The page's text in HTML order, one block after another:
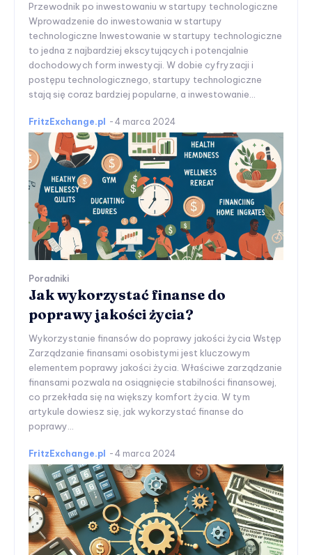
Przewodnik po inwestowaniu w startupy technologiczne
Wprowadzenie do inwestowania w startupy
technologiczne Inwestowanie w startupy technologiczne
to jedna z najbardziej ekscytujących i potencjalnie
dochodowych form inwestycji. W dobie cyfryzacji i
postępu technologicznego, startupy technologiczne
stają się coraz bardziej popularne, a inwestowanie...
FritzExchange.pl - 4 marca 2024
Poradniki
Jak wykorzystać finanse do
poprawy jakości życia?
Wykorzystanie finansów do poprawy jakości życia Wstęp
Zarządzanie finansami osobistymi jest kluczowym
elementem poprawy jakości życia. Właściwe zarządzanie
finansami pozwala na osiągnięcie stabilności finansowej,
co przekłada się na większy komfort życia. W tym
artykule dowiesz się, jak wykorzystać finanse do
poprawy...
FritzExchange.pl - 4 marca 2024